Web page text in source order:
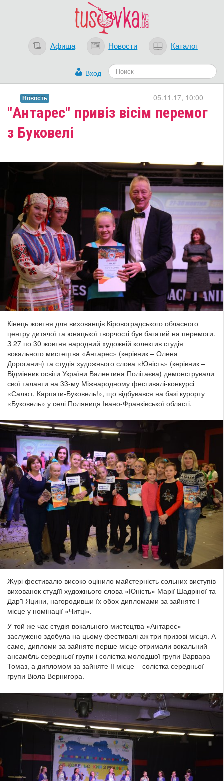
Афиша Новости Каталог
Вход
​"Антарес" привіз вісім перемог
з Буковелі
05.11.17, 10:00
Новость
Кінець жовтня для вихованців Кіровоградського обласного
центру дитячої та юнацької творчості був багатий на перемоги.
З 27 по 30 жовтня народний художній колектив студія
вокального мистецтва «Антарес» (керівник – Олена
Дороганич) та студія художнього слова «Юність» (керівник –
Відмінник освіти України Валентина Політаєва) демонстрували
свої таланти на 33-му Міжнародному фестивалі-конкурсі
«Салют, Карпати-Буковель!», що відбувався на базі курорту
«Буковель» у селі Поляниця Івано-Франківської області.
Журі фестивалю високо оцінило майстерність сольних виступів
вихованок студіїї художнього слова «Юність» Марії Шадріної та
Дар'ї Яцини, нагородивши їх обох дипломами за зайняте І
місце у номінації «Читці».
У той же час студія вокального мистецтва «Антарес»
заслужено здобула на цьому фестивалі аж три призові місця. А
саме, дипломи за зайняте перше місце отримали вокальний
ансамбль середньої групи і солістка молодшої групи Варвара
Томаз, а дипломом за зайняте ІІ місце – солістка середньої
групи Віола Вернигора.